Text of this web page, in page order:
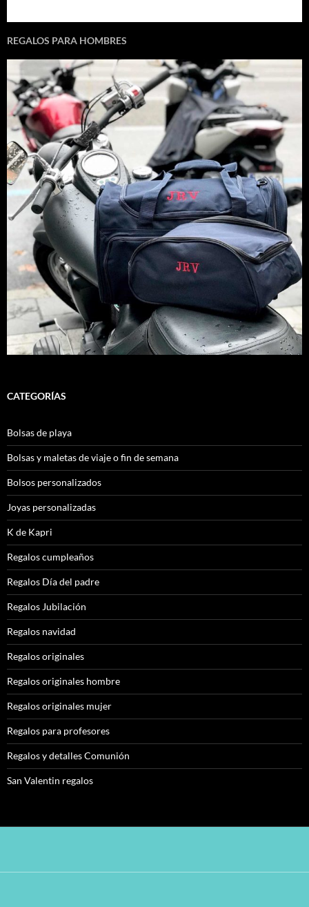
REGALOS PARA HOMBRES
CATEGORÍAS
Bolsas de playa
Bolsas y maletas de viaje o fin de semana
Bolsos personalizados
Joyas personalizadas
K de Kapri
Regalos cumpleaños
Regalos Día del padre
Regalos Jubilación
Regalos navidad
Regalos originales
Regalos originales hombre
Regalos originales mujer
Regalos para profesores
Regalos y detalles Comunión
San Valentin regalos